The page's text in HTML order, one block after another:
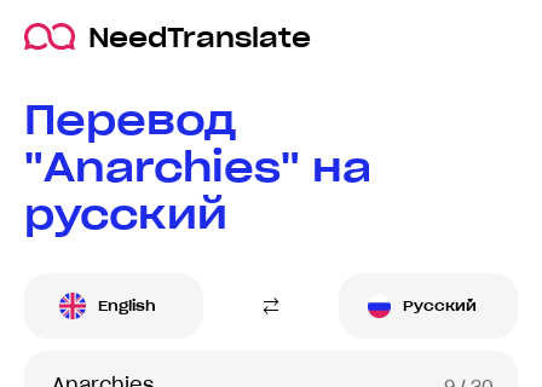
NeedTranslate
Перевод
"Anarchies" на
русский
English Русский